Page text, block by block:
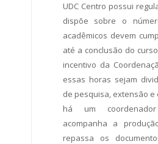
UDC Centro possui
dispõe sobre o
acadêmicos devem
até a conclusão do
incentivo da
essas horas sejam
de pesquisa, extensão e
há um
acompanha a
repassa os